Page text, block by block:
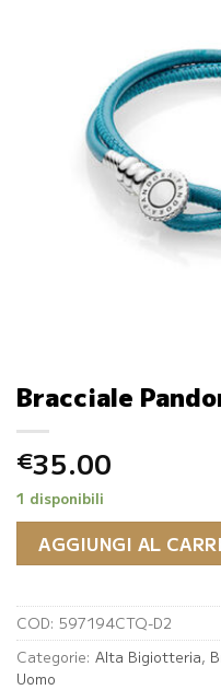
Bracciale
€35.00
1 disponibili
AGGIUNGI AL
COD: 597194CTQ-D2
Categorie: Alta Bigiotteria,
Uomo